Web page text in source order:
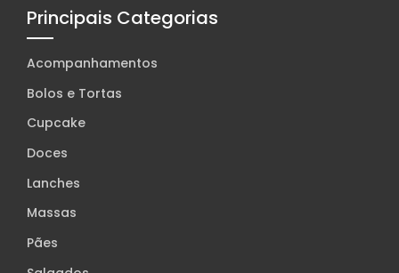
Principais Categorias
Acompanhamentos
Bolos e Tortas
Cupcake
Doces
Lanches
Massas
Pães